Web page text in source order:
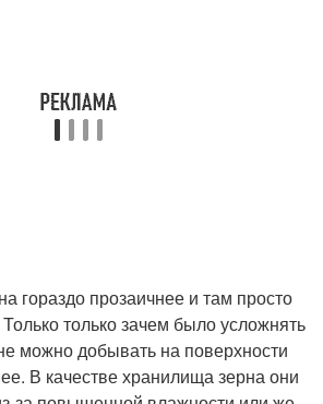
гораздо прозаичнее и там просто
только зачем было усложнять
можно добывать на поверхности
В качестве хранилища зерна они